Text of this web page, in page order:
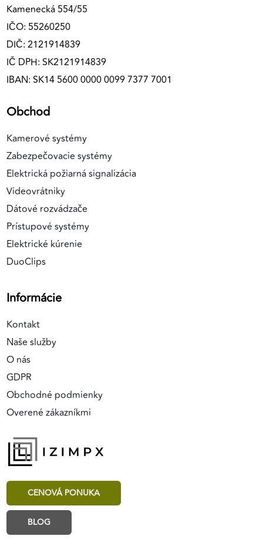
Kamenecká 554/55
IČO: 55260250
DIČ: 2121914839
IČ DPH: SK2121914839
IBAN: SK14 5600 0000 0099 7377 7001
Obchod
Kamerové systémy
Zabezpečovacie systémy
Elektrická požiarná signalizácia
Videovrátniky
Dátové rozvádzače
Prístupové systémy
Elektrické kúrenie
DuoClips
Informácie
Kontakt
Naše služby
O nás
GDPR
Obchodné podmienky
Overené zákazníkmi
CENOVÁ PONUKA
BLOG